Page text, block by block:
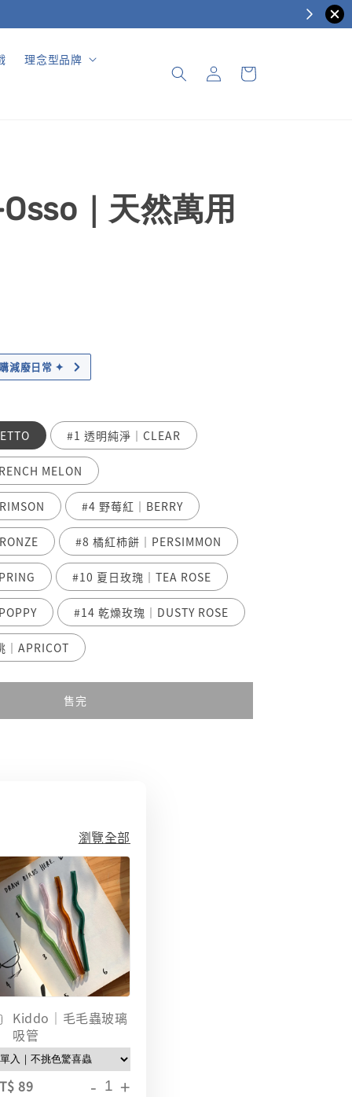
理念型品牌
｜天然萬用
減廢日常 ✦
#1 透明純淨｜CLEAR
MELON
#4 野莓紅｜BERRY
#8 橘紅柿餅｜PERSIMMON
#10 夏日玫瑰｜TEA ROSE
#14 乾燥玫瑰｜DUSTY ROSE
APRICOT
售完
瀏覽全部
Kiddo｜毛毛蟲玻璃
吸管
89
- +